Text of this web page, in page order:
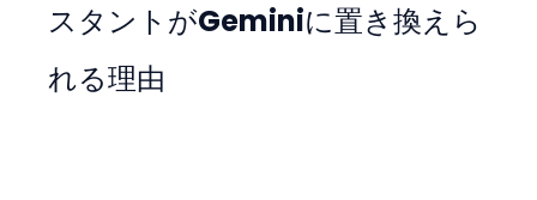
スタントがGeminiに置き換えら
れる理由